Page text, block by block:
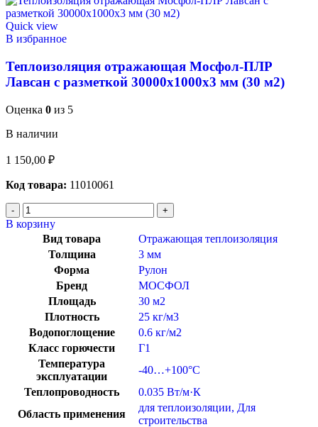
Quick view
В избранное
Теплоизоляция отражающая Мосфол-ПЛР
Лавсан с разметкой 30000х1000х3 мм (30 м2)
Оценка 0 из 5
В наличии
1 150,00 ₽
Код товара: 11010061
В корзину
Вид товара
Отражающая теплоизоляция
Толщина
3 мм
Форма
Рулон
Бренд
МОСФОЛ
Площадь
30 м2
Плотность
25 кг/м3
Водопоглощение
0.6 кг/м2
Класс горючести
Г1
Температура
эксплуатации
-40…+100°C
Теплопроводность
0.035 Вт/м·К
Область применения
для теплоизоляции, Для
строительства